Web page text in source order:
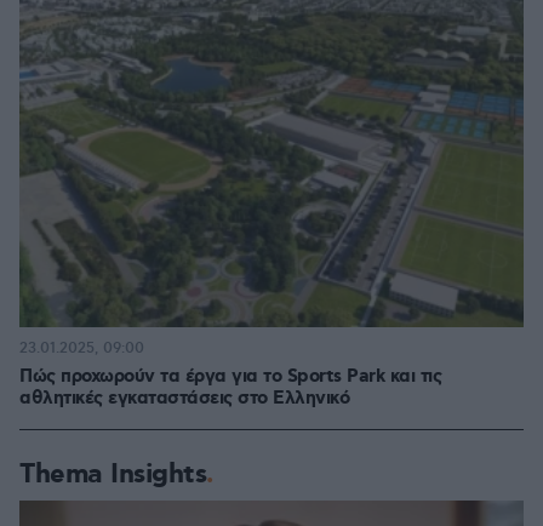
Πώς προχωρούν τα έργα για το Sports Park και τις
αθλητικές εγκαταστάσεις στο Ελληνικό
23.01.2025, 09:00
Thema Insights